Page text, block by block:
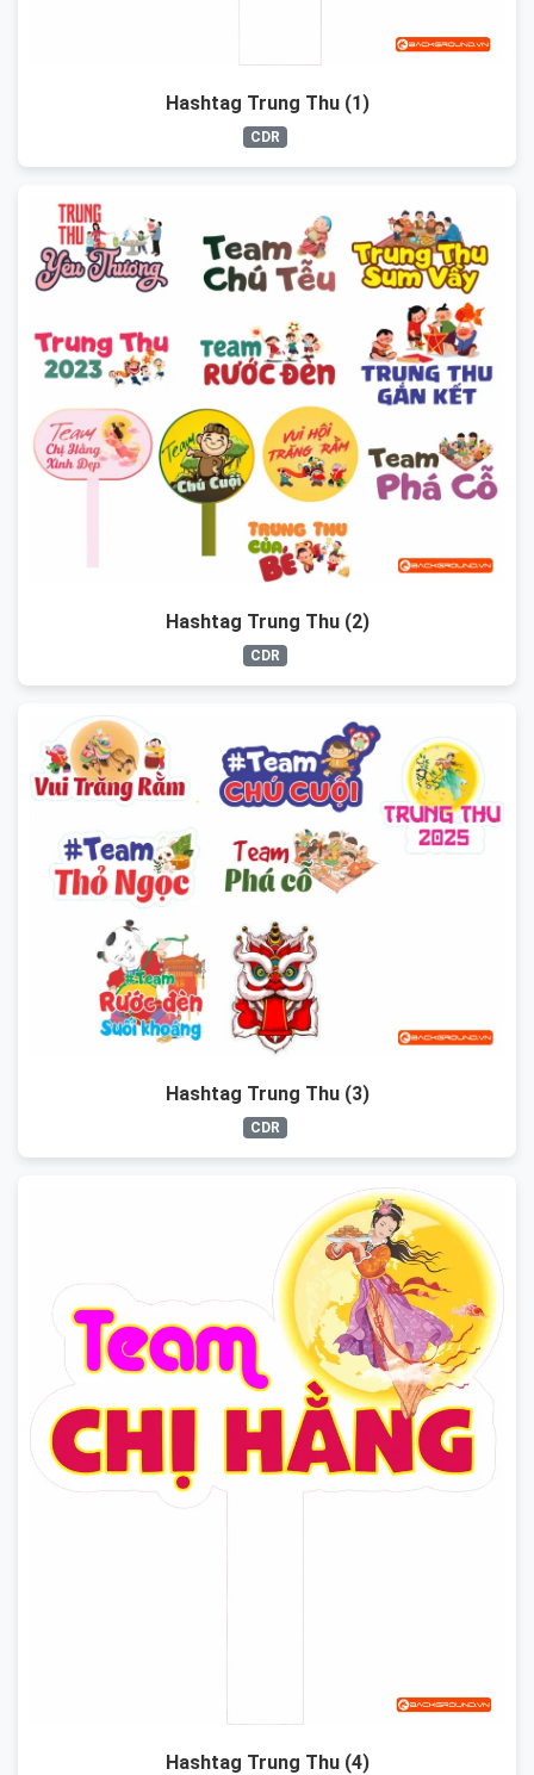
Hashtag Trung Thu (1)
CDR
Hashtag Trung Thu (2)
CDR
Hashtag Trung Thu (3)
CDR
Hashtag Trung Thu (4)